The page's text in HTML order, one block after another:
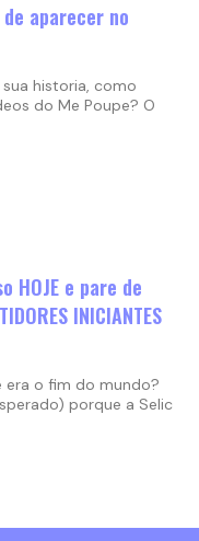
de aparecer no
historia, como
do Me Poupe? O
HOJE e pare de
INICIANTES
era o fim do mundo?
porque a Selic